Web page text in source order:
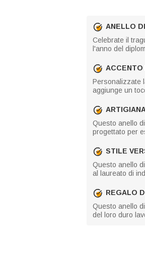
ANELLO
Celebrate il
l'anno del
ACCENTO
Personalizzate
aggiunge un
Questo anello
progettato per
STILE
Questo anello
al laureato di
REGALO
Questo anello
del loro duro